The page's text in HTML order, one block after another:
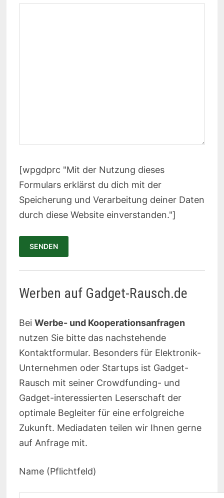
[wpgdprc "Mit der Nutzung dieses
Formulars erklärst du dich mit der
Speicherung und Verarbeitung deiner Daten
durch diese Website einverstanden."]
Werben auf Gadget-Rausch.de
Bei Werbe- und Kooperationsanfragen
nutzen Sie bitte das nachstehende
Kontaktformular. Besonders für Elektronik-
Unternehmen oder Startups ist Gadget-
Rausch mit seiner Crowdfunding- und
Gadget-interessierten Leserschaft der
optimale Begleiter für eine erfolgreiche
Zukunft. Mediadaten teilen wir Ihnen gerne
auf Anfrage mit.
Name (Pflichtfeld)